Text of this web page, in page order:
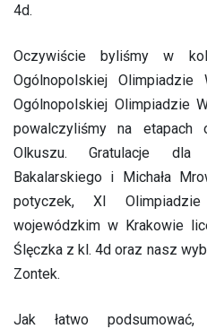
4d.
Oczywiście byliśmy w
Ogólnopolskiej
Ogólnopolskiej Olimpiadzie
powalczyliśmy na etapach
Olkuszu. Gratulacje dla
Bakalarskiego i Michała
potyczek, XI
wojewódzkim w Krakowie
Ślęczka z kl. 4d oraz nasz
Zontek.
Jak łatwo podsumować,